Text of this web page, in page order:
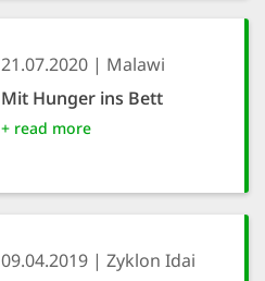
21.07.2020
Malawi
Mit Hunger ins Bett
+ read more
09.04.2019
Zyklon Idai